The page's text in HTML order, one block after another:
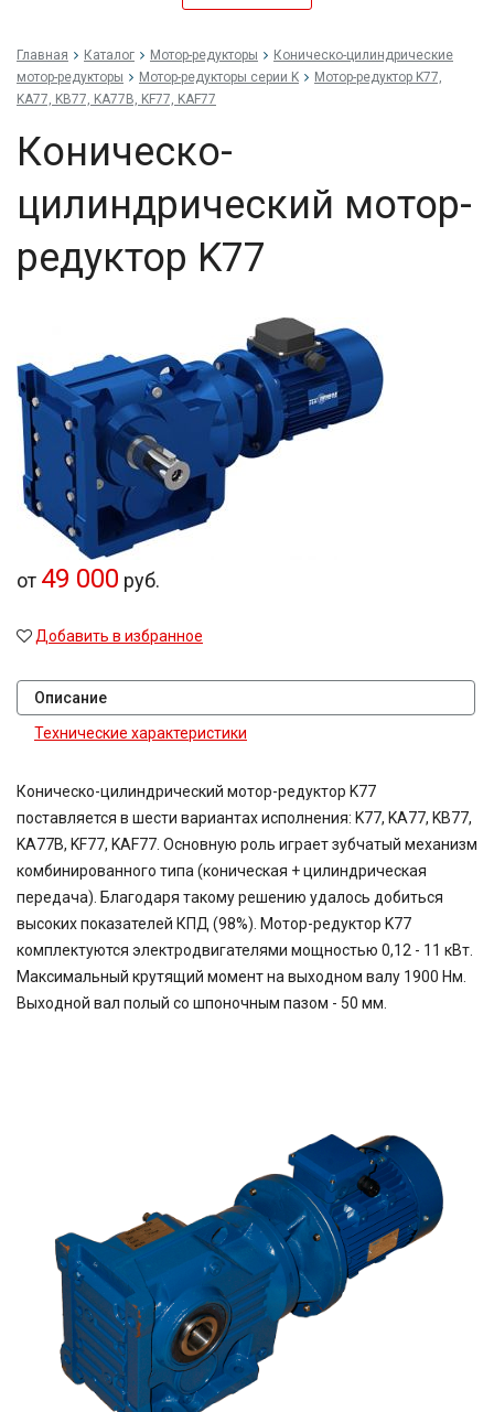
Главная Каталог Мотор-редукторы
Коническо-цилиндрические
мотор-редукторы
Мотор-редукторы серии K
Мотор-редуктор K77,
KA77, KB77, KA77B, KF77, KAF77
Коническо-
цилиндрический мотор-
редуктор K77
от 49 000 руб.
Добавить в избранное
Описание
Технические характеристики
Коническо-цилиндрический мотор-редуктор K77
поставляется в шести вариантах исполнения: K77, KA77, KB77,
KA77B, KF77, KAF77. Основную роль играет зубчатый механизм
комбинированного типа (коническая + цилиндрическая
передача). Благодаря такому решению удалось добиться
высоких показателей КПД (98%). Мотор-редуктор K77
комплектуются электродвигателями мощностью 0,12 - 11 кВт.
Максимальный крутящий момент на выходном валу 1900 Нм.
Выходной вал полый со шпоночным пазом - 50 мм.